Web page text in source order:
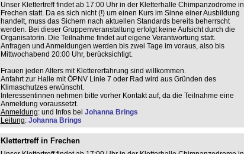
Unser Klettertreff findet ab 17:00 Uhr in der Kletterhalle Chimpanzodrome in
Frechen statt. Da es sich nicht (!) um einen Kurs im Sinne einer Ausbildung
handelt, muss das Sichern nach aktuellen Standards bereits beherrscht
werden. Bei dieser Gruppenveranstaltung erfolgt keine Aufsicht durch die
Organisatorin. Die Teilnahme findet auf eigene Verantwortung statt.
Anfragen und Anmeldungen werden bis zwei Tage im voraus, also bis
Mittwochabend 20:00 Uhr, berücksichtigt.
Frauen jeden Alters mit Klettererfahrung sind willkommen.
Anfahrt zur Halle mit ÖPNV Linie 7 oder Rad wird aus Gründen des
Klimaschutzes erwünscht.
Interessentinnen nehmen bitte vorher Kontakt auf, da die Teilnahme eine
Anmeldung voraussetzt.
Anmeldung: und Infos bei Johanna Brings
Leitung: Johanna Brings
Klettertreff in Frechen